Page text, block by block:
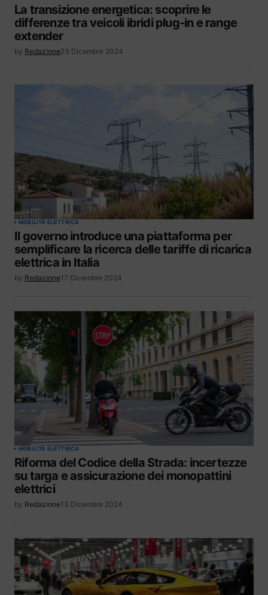
La transizione energetica: scoprire le
differenze tra veicoli ibridi plug-in e range
extender
by Redazione23 Dicembre 2024
MOBILITÀ ELETTRICA
Il governo introduce una piattaforma per
semplificare la ricerca delle tariffe di ricarica
elettrica in Italia
by Redazione17 Dicembre 2024
MOBILITÀ ELETTRICA
Riforma del Codice della Strada: incertezze
su targa e assicurazione dei monopattini
elettrici
by Redazione13 Dicembre 2024